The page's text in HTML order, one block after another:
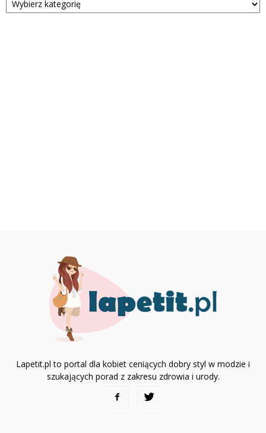
Lapetit.pl to portal dla kobiet ceniących dobry styl w modzie i
szukających porad z zakresu zdrowia i urody.